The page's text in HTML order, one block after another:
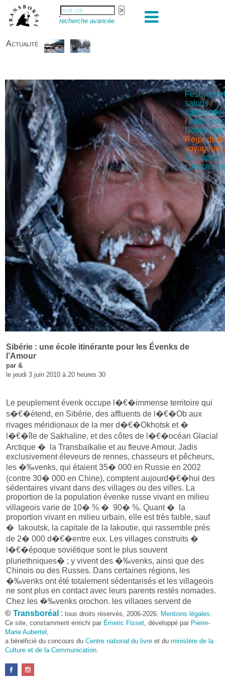
recherche avancée
Actualité
Festivals
salons /
/Interviews
Nouveauté
Regards
voyageurs
Science et
Sibérie : une école itinérante pour les Évenks de
l’Amour
par &
le jeudi 3 juin 2010 à 20 heures 30
Le peuplement évenk occupe l�€�immense territoire qui
s�€�étend, en Sibérie, des affluents de l�€�Ob aux
rivages méridionaux de la mer d�€�Okhotsk et �
l�€�île de Sakhaline, et des côtes de l�€�océan Glacial
Arctique � la Transbaïkalie et au fleuve Amour. Jadis
exclusivement éleveurs de rennes, chasseurs et pêcheurs,
les �‰venks, qui étaient 35� 000 en Russie en 2002
(contre 30� 000 en Chine), comptent aujourd�€�hui des
sédentaires vivant dans des villages ou des villes. La
proportion de la population évenke russe vivant en milieu
villageois varie de 10� % � 90� %. Quant � la
proportion vivant en milieu urbain, elle est très faible, sauf
� Iakoutsk, la capitale de la Iakoutie, qui rassemble près
de 2� 000 d�€�entre eux. Les villages construits �
l�€�époque soviétique sont le plus souvent
pluriethniques� ; y vivent des �‰venks, ainsi que des
Chinois ou des Russes. Dans certaines régions, les
�‰venks ont été totalement sédentarisés et les villageois
ne sont plus en contact avec leurs parents restés nomades.
Chez les �‰venks orochon, les villages servent de
plaques tournantes pour les nomades qui gravitent autour,
� une distance qui varie de 20 � 300� kilomètres.
La plupart des villageois sont salariés en tant
qu�€�employés d�€�institutions d�€��‰tat ou de
petites entreprises locales (commerces, coopératives
l�€�URSS a fait croître le chômage de manière
© Transboréal : tous droits réservés, 2006-2026. Mentions légales.
Ce site, constamment enrichi par Émeric Fisset, développé par Pierre-
Marie Aubertel ,
a bénéficié du concours du Centre national du livre et du ministère de la
Culture et de la Communication.